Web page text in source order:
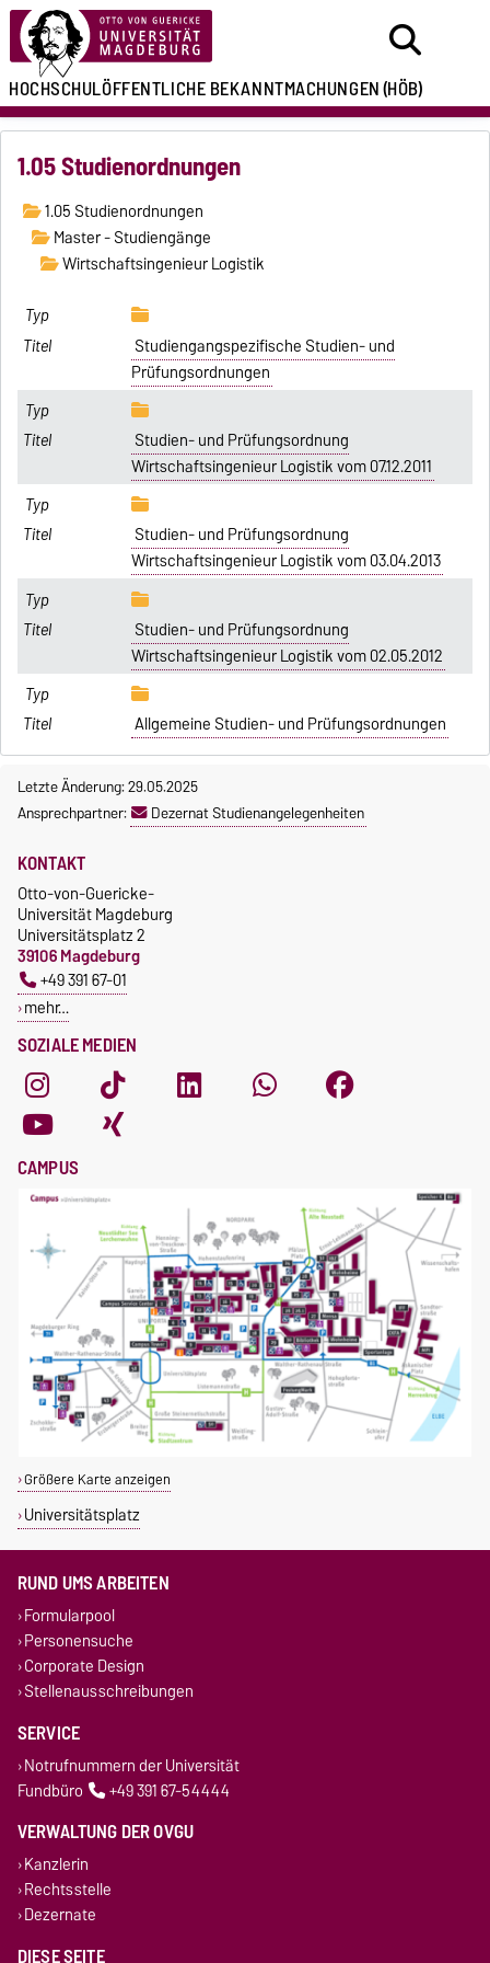
HOCHSCHULÖFFENTLICHEBEKANNTMACHUNGEN(HÖB)
1.05 Studienordnungen
1.05 Studienordnungen
Master - Studiengänge
Wirtschaftsingenieur Logistik
Studiengangspezifische Studien- und
Prüfungsordnungen
Studien- und Prüfungsordnung
Wirtschaftsingenieur Logistik vom 07.12.2011
Studien- und Prüfungsordnung
Wirtschaftsingenieur Logistik vom 03.04.2013
Studien- und Prüfungsordnung
Wirtschaftsingenieur Logistik vom 02.05.2012
Allgemeine Studien- und Prüfungsordnungen
Letzte Änderung: 29.05.2025
Ansprechpartner:
Dezernat Studienangelegenheiten
SOZIALE MEDIEN
KONTAKT
Otto-von-Guericke-
Universität Magdeburg
Universitätsplatz 2
39106 Magdeburg
+49 391 67-01
mehr…
CAMPUS
Größere Karte anzeigen
Universitätsplatz
RUND UMS ARBEITEN
Formularpool
Personensuche
Corporate Design
Stellenausschreibungen
SERVICE
Notrufnummern der Universität
Fundbüro
+49 391 67-54444
VERWALTUNG DER OVGU
Kanzlerin
Rechtsstelle
Dezernate
DIESE SEITE